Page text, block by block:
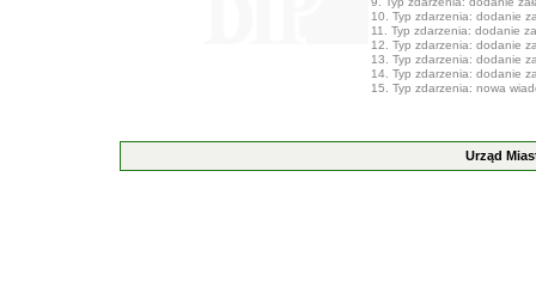
10. Typ zdarzenia: dodanie
11. Typ zdarzenia: dodanie
12. Typ zdarzenia: dodanie
13. Typ zdarzenia: dodanie
14. Typ zdarzenia: dodanie
15. Typ zdarzenia: nowa
Urząd